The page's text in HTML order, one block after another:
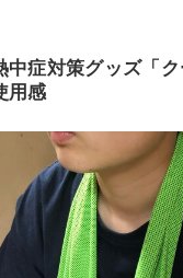
中症対策グッズ「ク
用感